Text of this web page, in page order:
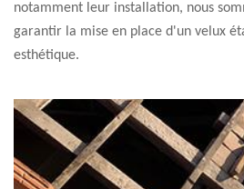
notamment leur installation, nous
garantir la mise en place d'un velux
esthétique.